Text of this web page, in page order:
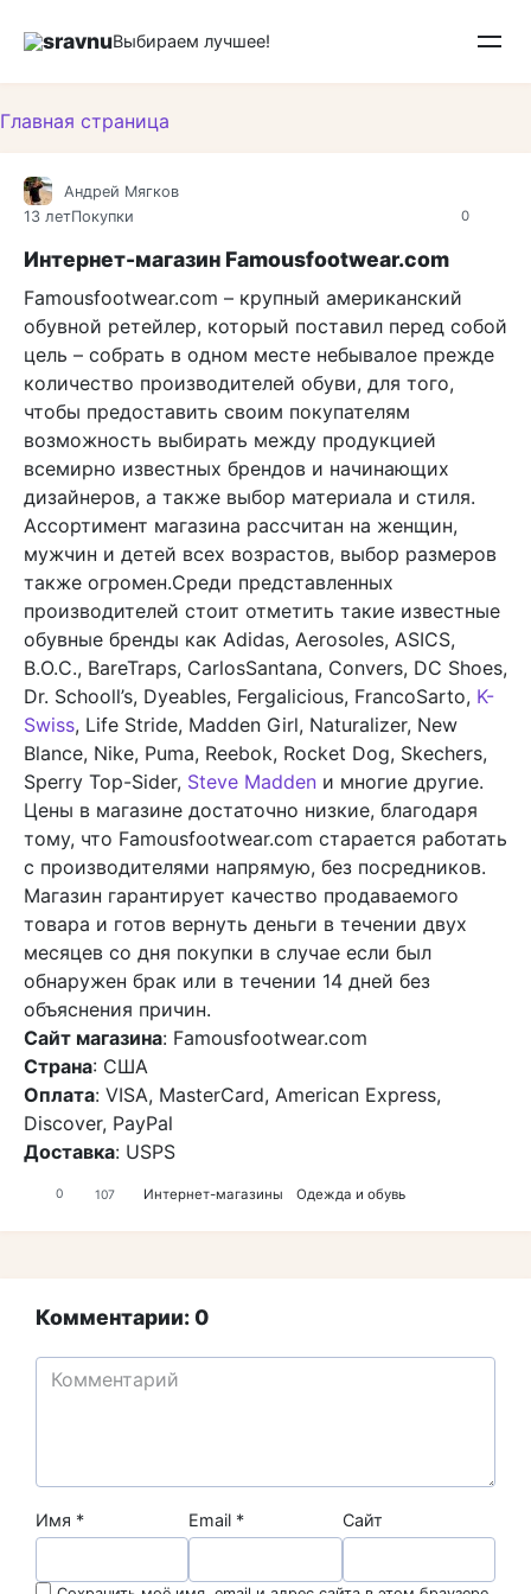
sravnuВыбираем лучшее!
Главная страница
0
Андрей Мягков
13 летПокупки
Интернет-магазин Famousfootwear.com
Famousfootwear.com – крупный американский
обувной ретейлер, который поставил перед собой
цель – собрать в одном месте небывалое прежде
количество производителей обуви, для того,
чтобы предоставить своим покупателям
возможность выбирать между продукцией
всемирно известных брендов и начинающих
дизайнеров, а также выбор материала и стиля.
Ассортимент магазина рассчитан на женщин,
мужчин и детей всех возрастов, выбор размеров
также огромен.Среди представленных
производителей стоит отметить такие известные
обувные бренды как Adidas, Aerosoles, ASICS,
B.O.C., BareTraps, CarlosSantana, Convers, DC Shoes,
Dr. Schooll’s, Dyeables, Fergalicious, FrancoSarto, K-
Swiss, Life Stride, Madden Girl, Naturalizer, New
Blance, Nike, Puma, Reebok, Rocket Dog, Skechers,
Sperry Top-Sider, Steve Madden и многие другие.
Цены в магазине достаточно низкие, благодаря
тому, что Famousfootwear.com старается работать
с производителями напрямую, без посредников.
Магазин гарантирует качество продаваемого
товара и готов вернуть деньги в течении двух
месяцев со дня покупки в случае если был
обнаружен брак или в течении 14 дней без
объяснения причин.
Сайт магазина: Famousfootwear.com
Страна: США
Оплата: VISA, MasterCard, American Express,
Discover, PayPal
Доставка: USPS
0 107 Интернет-магазины Одежда и обувь
Комментарии: 0
Имя * Email * Сайт